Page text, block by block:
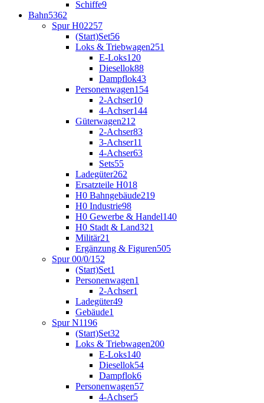
Schiffe9
Bahn5362
Spur H02257
(Start)Set56
Loks & Triebwagen251
E-Loks120
Diesellok88
Dampflok43
Personenwagen154
2-Achser10
4-Achser144
Güterwagen212
2-Achser83
3-Achser11
4-Achser63
Sets55
Ladegüter262
Ersatzteile H018
H0 Bahngebäude219
H0 Industrie98
H0 Gewerbe & Handel140
H0 Stadt & Land321
Militär21
Ergänzung & Figuren505
Spur 00/0/1 52
(Start)Set1
Personenwagen1
2-Achser1
Ladegüter49
Gebäude1
Spur N1196
(Start)Set32
Loks & Triebwagen200
E-Loks140
Diesellok54
Dampflok6
Personenwagen57
4-Achser5